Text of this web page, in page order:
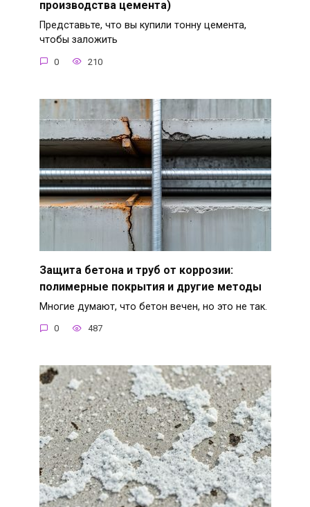
производства цемента)
Представьте, что вы купили тонну цемента,
чтобы заложить
0 210
Защита бетона и труб от коррозии:
полимерные покрытия и другие методы
Многие думают, что бетон вечен, но это не так.
0 487